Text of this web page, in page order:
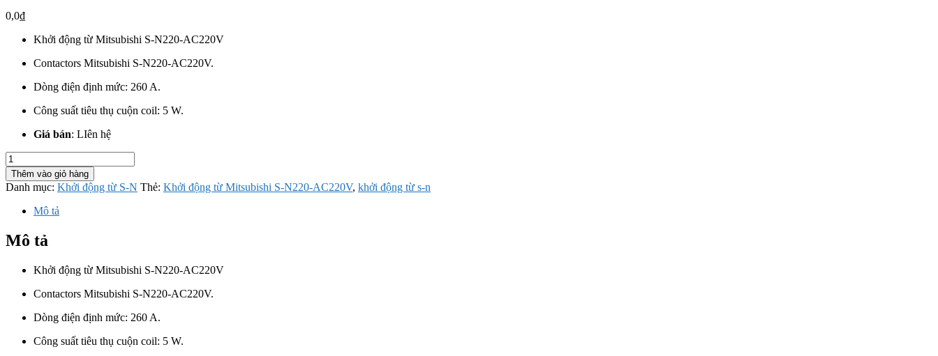
0,0₫
Khởi động từ Mitsubishi S-N220-AC220V
Contactors Mitsubishi S-N220-AC220V.
Dòng điện định mức: 260 A.
Công suất tiêu thụ cuộn coil: 5 W.
Giá bán: LIên hệ
Khởi
động
từ
Mitsubishi
AC220V
số
Thêm vào giỏ hàng
Danh mục: Khởi động từ S-N Thẻ: Khởi động từ Mitsubishi S-N220-AC220V, khởi động từ s-n
Mô tả
Mô tả
Khởi động từ Mitsubishi S-N220-AC220V
Contactors Mitsubishi S-N220-AC220V.
Dòng điện định mức: 260 A.
Công suất tiêu thụ cuộn coil: 5 W.